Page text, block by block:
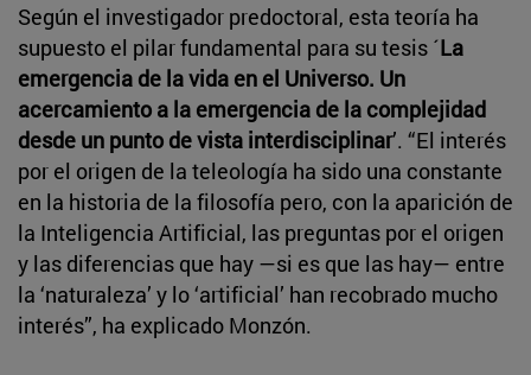
Según el investigador predoctoral, esta teoría ha
supuesto el pilar fundamental para su tesis ´La
emergencia de la vida en el Universo. Un
acercamiento a la emergencia de la complejidad
desde un punto de vista interdisciplinar’. “El interés
por el origen de la teleología ha sido una constante
en la historia de la filosofía pero, con la aparición de
la Inteligencia Artificial, las preguntas por el origen
y las diferencias que hay —si es que las hay— entre
la ‘naturaleza’ y lo ‘artificial’ han recobrado mucho
interés”, ha explicado Monzón.